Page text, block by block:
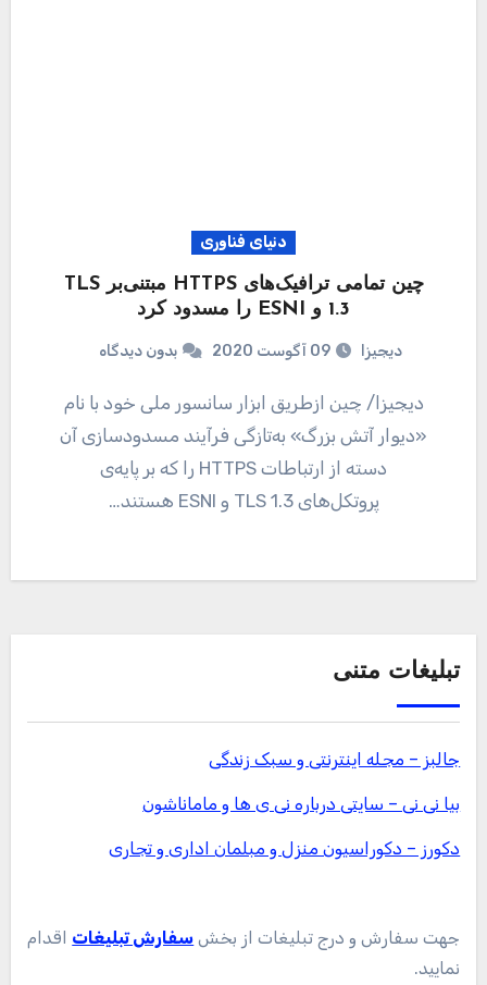
دنیای فناوری
چین تمامی ترافیک‌های HTTPS مبتنی‌بر TLS
1.3 و ESNI را مسدود کرد
دیجیزا 09 آگوست 2020 بدون دیدگاه
دیجیزا/ چین ازطریق ابزار سانسور ملی خود با نام
«دیوار آتش بزرگ» به‌تازگی فرآیند مسدودسازی آن
دسته از ارتباطات HTTPS را که بر پایه‌ی
پروتکل‌های TLS 1.3 و ESNI هستند…
تبلیغات متنی
جالبز – مجله اینترنتی و سبک زندگی
بیا نی نی – سایتی درباره نی ی ها و ماماناشون
دکورز – دکوراسیون منزل و مبلمان اداری و تجاری
جهت سفارش و درج تبلیغات از بخش سفارش تبلیغات اقدام
نمایید.